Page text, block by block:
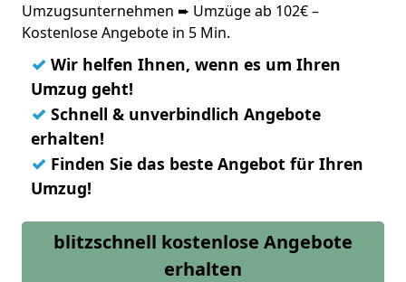
Umzugsunternehmen ➨ Umzüge ab 102€ –
Kostenlose Angebote in 5 Min.
✓ Wir helfen Ihnen, wenn es um Ihren
Umzug geht!
✓ Schnell & unverbindlich Angebote
erhalten!
✓ Finden Sie das beste Angebot für Ihren
Umzug!
blitzschnell kostenlose Angebote
erhalten